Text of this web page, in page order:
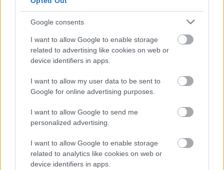
Google consents
I want to allow Google to enable storage
related to advertising like cookies on web or
device identifiers in apps.
I want to allow my user data to be sent to
Google for online advertising purposes.
I want to allow Google to send me
personalized advertising.
I want to allow Google to enable storage
related to analytics like cookies on web or
device identifiers in apps.
Netherheavenlemezbemutatóját három másik
metal banda teszi ...